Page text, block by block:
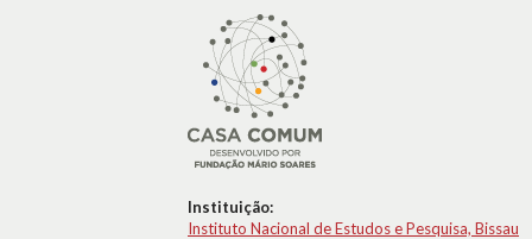
Instituição:
Instituto Nacional de Estudos e Pesquisa, Bissau